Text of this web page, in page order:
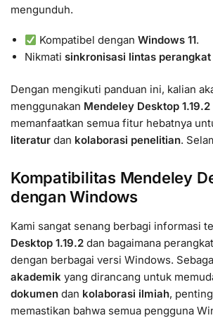
mengunduh.
Kompatibel denganWindows 11.
Nikmati sinkronisasi lintas perangkat
Dengan mengikuti panduan ini, kalian
menggunakan Mendeley Desktop 1.19.2
memanfaatkan semua fitur hebatnya
literatur dan kolaborasi penelitian.
Kompatibilitas Mendeley
dengan Windows
Kami sangat senang berbagi informasi
Desktop 1.19.2 dan bagaimana
dengan berbagai versi Windows.
akademik yang dirancang untuk
dokumen dan kolaborasi ilmiah,
memastikan bahwa semua pengguna